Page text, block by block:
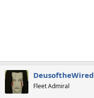
DeusoftheWired
Fleet Admiral